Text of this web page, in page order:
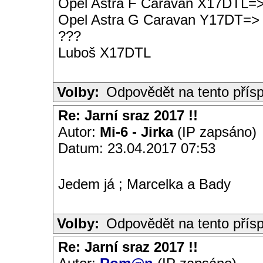
Opel Astra F Caravan
Opel Astra G Caravan Y17DT=>
???
Luboš X17DTL
Volby: Odpovědět na tento
Re: Jarní sraz 2017 !!
Autor: Mi-6 - Jirka(IP zapsáno)
Datum: 23.04.2017 07:53
Jedem já ; Marcelka a Bady
Volby: Odpovědět na tento
Re: Jarní sraz 2017 !!